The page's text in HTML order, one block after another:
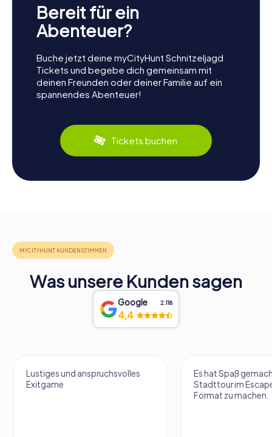
Bereit für ein
Abenteuer?
Buche jetzt deine myCityHunt Schnitzeljagd
Tickets und begebe dich gemeinsam mit
deinen Freunden oder deiner Familie auf ein
spannendes Abenteuer!
Tickets buchen
Was unsere Kunden sagen
Google 2.118
4,4
Lustiges und anspruchsvolles
Exitgame
Es hat Spaß
Stadttour im
Format zu machen.